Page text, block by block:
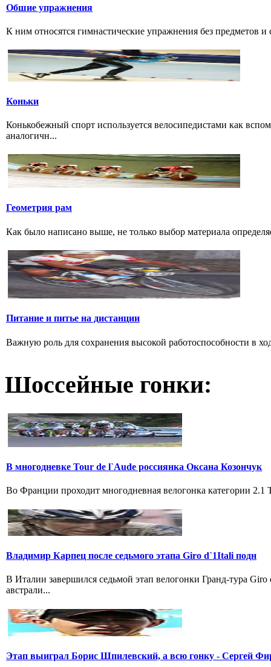
Обшие упражнения
К ним относятся гимнастические упражнения без предметов
Коньки
Конькобежный спорт используется велосипедистами как
аналогичн...
Геометрия рам
Как было написано выше, не только выбор материала
Питание и питье на дистанции
Важную роль для сохранения высокой работоспособности в
Шоссейные гонки:
В многодневке Tour de l`Aude россиянка Оксана Козончук
Во Франции проходит многодневная велогонка категории
Владимир Карпец после седьмого этапа Giro d`1Itali подн
В Италии завершился седьмой этап велогонки Гранд-тура
австрали...
Этап выиграл Борис Шпилевский, а всю гонку - Сергей